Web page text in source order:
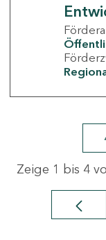
Zeige 1 bis 4